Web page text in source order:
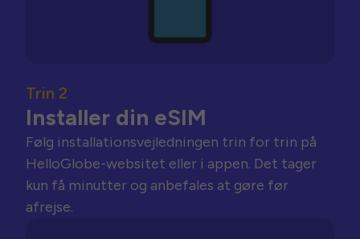
Trin 2
Installer din eSIM
Følg installationsvejledningen trin for trin på
HelloGlobe-websitet eller i appen. Det tager
kun få minutter og anbefales at gøre før
afrejse.